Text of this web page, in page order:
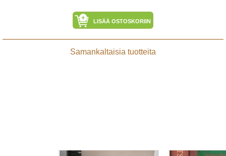
LISÄÄ OSTOSKORIIN
Samankaltaisia tuotteita